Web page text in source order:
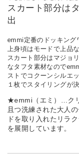
スカート部分は
出
emmi定番のドッキング
上身頃はモードで上品
スカート部分はマジョ
なタフタ素材なので
ストでコクーンシルエ
１枚でスタイリングが
★emmi（エミ）…ク
且つ洗練された大人
ドを取り入れたリラ
を展開しています。